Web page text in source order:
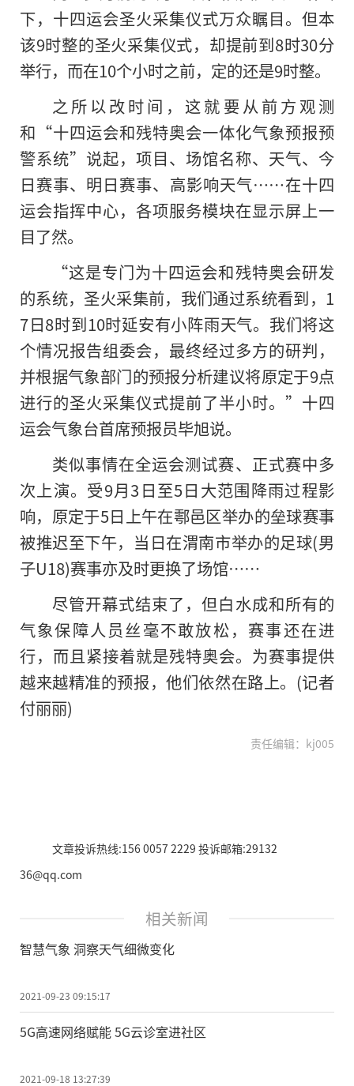
下，十四运会圣火采集仪式万众瞩目。但本
该9时整的圣火采集仪式，却提前到8时30分
举行，而在10个小时之前，定的还是9时整。
之所以改时间，这就要从前方观测
和“十四运会和残特奥会一体化气象预报预
警系统”说起，项目、场馆名称、天气、今
日赛事、明日赛事、高影响天气……在十四
运会指挥中心，各项服务模块在显示屏上一
目了然。
“这是专门为十四运会和残特奥会研发
的系统，圣火采集前，我们通过系统看到，1
7日8时到10时延安有小阵雨天气。我们将这
个情况报告组委会，最终经过多方的研判，
并根据气象部门的预报分析建议将原定于9点
进行的圣火采集仪式提前了半小时。”十四
运会气象台首席预报员毕旭说。
类似事情在全运会测试赛、正式赛中多
次上演。受9月3日至5日大范围降雨过程影
响，原定于5日上午在鄠邑区举办的垒球赛事
被推迟至下午，当日在渭南市举办的足球(男
子U18)赛事亦及时更换了场馆……
尽管开幕式结束了，但白水成和所有的
气象保障人员丝毫不敢放松，赛事还在进
行，而且紧接着就是残特奥会。为赛事提供
越来越精准的预报，他们依然在路上。(记者
付丽丽)
责任编辑：kj005
文章投诉热线:156 0057 2229 投诉邮箱:29132
36@qq.com
相关新闻
智慧气象 洞察天气细微变化
2021-09-23 09:15:17
5G高速网络赋能 5G云诊室进社区
2021-09-18 13:27:39